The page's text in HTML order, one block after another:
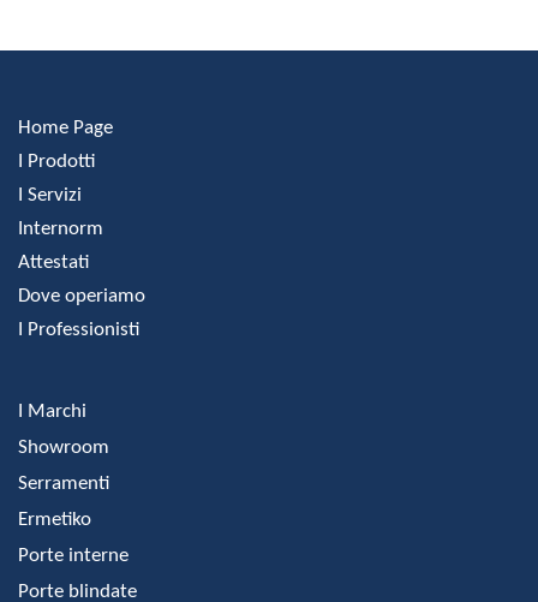
Home Page
I Prodotti
I Servizi
Internorm
Attestati
Dove operiamo
I Professionisti
I Marchi
Showroom
Serramenti
Ermetiko
Porte interne
Porte blindate